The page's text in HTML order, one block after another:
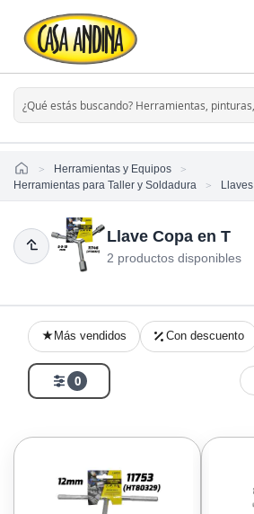
HomeHerramientas y Equipos
Herramientas para Taller y Soldadura
Llaves
Llave Copa en T
2 productos disponibles
Más vendidos Con descuento
0